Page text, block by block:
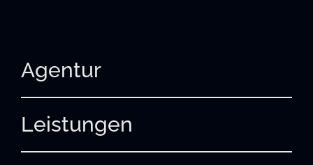
Agentur
Leistungen